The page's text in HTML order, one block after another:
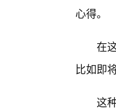
心得。
在
比如即
这